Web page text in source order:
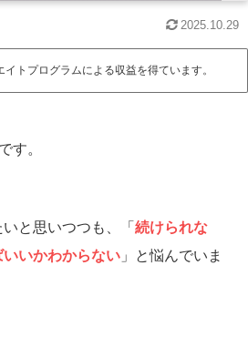
2025.10.29
トプログラムによる収益を得ています。
す。
と思いつつも、「 続けられな
いかわからない 」と悩んでいま